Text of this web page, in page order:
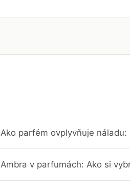
Ako parfém ovplyvňuje
Ambra v parfumách: Ako si